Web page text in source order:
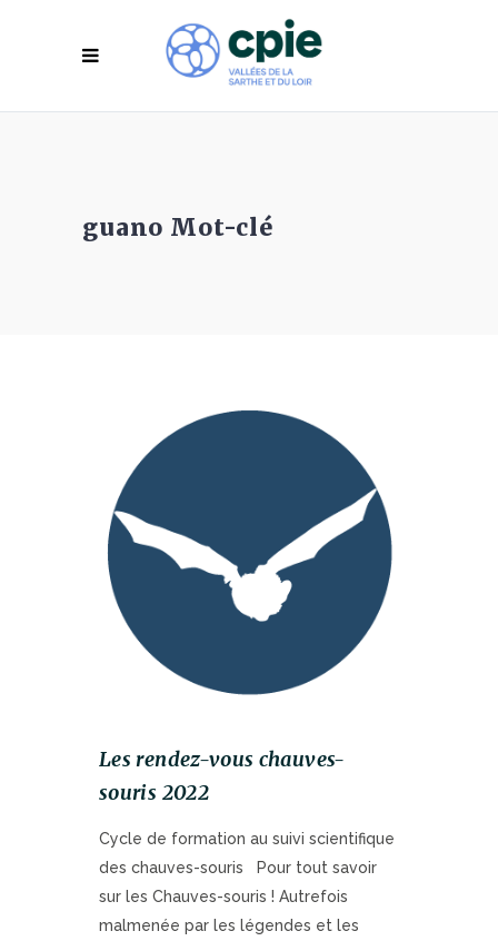
guano Mot-clé
Les rendez-vous chauves-
souris 2022
Cycle de formation au suivi scientifique
des chauves-souris Pour tout savoir
sur les Chauves-souris ! Autrefois
malmenée par les légendes et les